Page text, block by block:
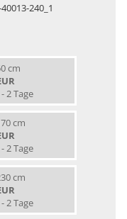
240_1
cm
2 Tage
cm
2 Tage
cm
2 Tage